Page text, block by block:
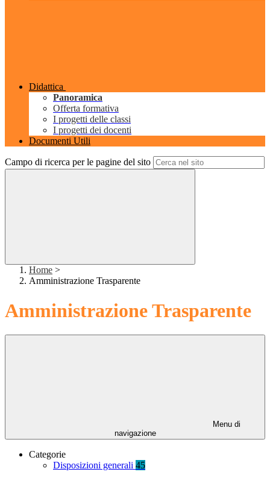
Didattica
Panoramica
Offerta formativa
I progetti delle classi
I progetti dei docenti
Documenti Utili
Campo di ricerca per le pagine del sito
Home >
Amministrazione Trasparente
Amministrazione Trasparente
Menu di
navigazione
Categorie
Disposizioni generali 45